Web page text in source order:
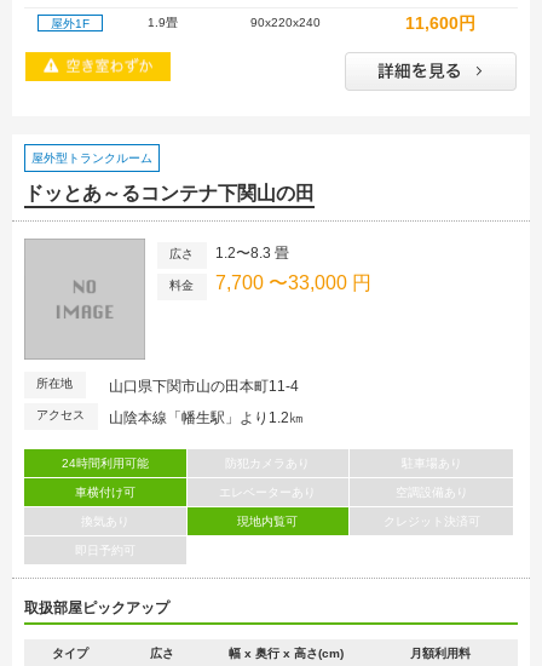
屋外1F 1.9畳 90x220x240 11,600円
屋外型トランクルーム
ドッとあ～るコンテナ下関山の田
広さ 1.2〜8.3 畳
料金 7,700 〜33,000 円
所在地 山口県下関市山の田本町11-4
アクセス 山陰本線「幡生駅」より1.2㎞
24時間利用可能 防犯カメラあり 駐車場あり
車横付け可 エレベーターあり 空調設備あり
換気あり 現地内覧可 クレジット決済可
即日予約可
取扱部屋ピックアップ
タイプ 広さ 幅 x 奥行 x 高さ(cm) 月額利用料